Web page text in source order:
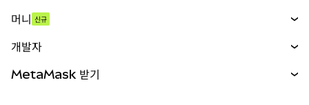
무기한 선물
실물자산
머니 신규
개발자
MetaMask 받기